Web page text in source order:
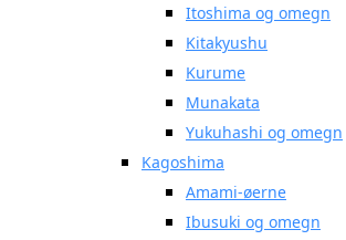
Itoshima og omegn
Kitakyushu
Kurume
Munakata
Yukuhashi og omegn
Kagoshima
Amami-øerne
Ibusuki og omegn